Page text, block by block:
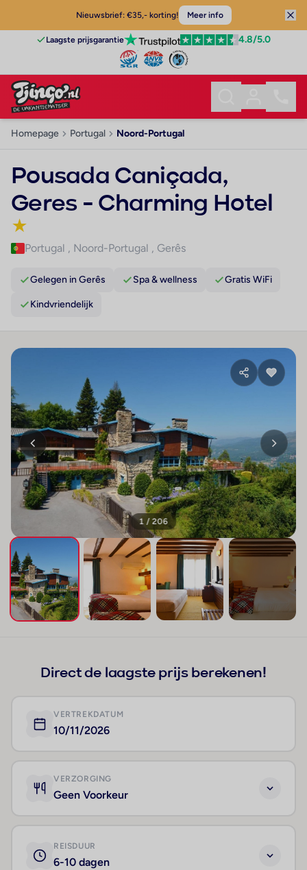
Nieuwsbrief: €35,- korting! Meer info
Laagste prijsgarantie 4.8/5.0
Homepage Portugal Noord-Portugal
Pousada Caniçada,
Geres - Charming Hotel
★
Portugal , Noord-Portugal , Gerês
Gelegen in Gerês Spa & wellness Gratis WiFi
Kindvriendelijk
1 / 206
Direct de laagste prijs berekenen!
VERTREKDATUM
10/11/2026
VERZORGING
Geen Voorkeur
REISDUUR
6-10 dagen